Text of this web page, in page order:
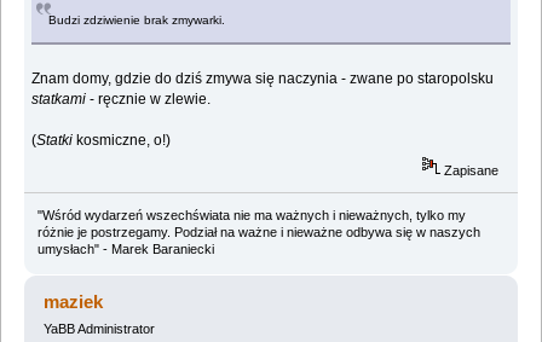
Budzi zdziwienie brak zmywarki.
Znam domy, gdzie do dziś zmywa się naczynia - zwane po staropolsku
statkami - ręcznie w zlewie.
(Statki kosmiczne, o!)
Zapisane
"Wśród wydarzeń wszechświata nie ma ważnych i nieważnych, tylko my
różnie je postrzegamy. Podział na ważne i nieważne odbywa się w naszych
umysłach" - Marek Baraniecki
maziek
YaBB Administrator